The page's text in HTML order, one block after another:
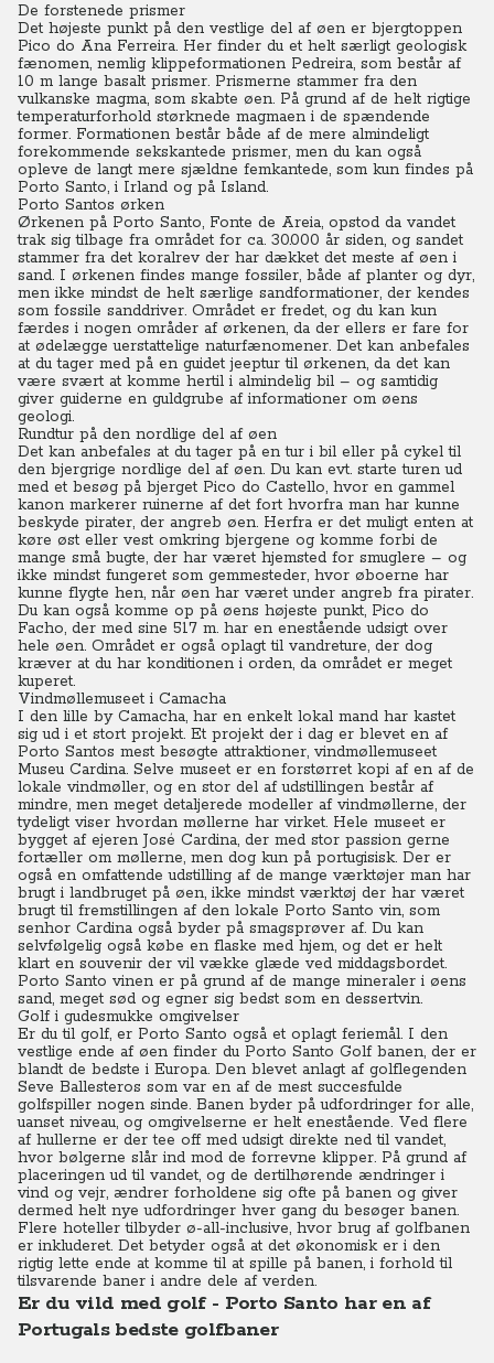
De forstenede prismer
Det højeste punkt på den vestlige del af øen er bjergtoppen
Pico do Ana Ferreira. Her finder du et helt særligt geologisk
fænomen, nemlig klippeformationen Pedreira, som består af
10 m lange basalt prismer. Prismerne stammer fra den
vulkanske magma, som skabte øen. På grund af de helt rigtige
temperaturforhold størknede magmaen i de spændende
former. Formationen består både af de mere almindeligt
forekommende sekskantede prismer, men du kan også
opleve de langt mere sjældne femkantede, som kun findes på
Porto Santo, i Irland og på Island.
Porto Santos ørken
Ørkenen på Porto Santo, Fonte de Areia, opstod da vandet
trak sig tilbage fra området for ca. 30.000 år siden, og sandet
stammer fra det koralrev der har dækket det meste af øen i
sand. I ørkenen findes mange fossiler, både af planter og dyr,
men ikke mindst de helt særlige sandformationer, der kendes
som fossile sanddriver. Området er fredet, og du kan kun
færdes i nogen områder af ørkenen, da der ellers er fare for
at ødelægge uerstattelige naturfænomener. Det kan anbefales
at du tager med på en guidet jeeptur til ørkenen, da det kan
være svært at komme hertil i almindelig bil – og samtidig
giver guiderne en guldgrube af informationer om øens
geologi.
Rundtur på den nordlige del af øen
Det kan anbefales at du tager på en tur i bil eller på cykel til
den bjergrige nordlige del af øen. Du kan evt. starte turen ud
med et besøg på bjerget Pico do Castello, hvor en gammel
kanon markerer ruinerne af det fort hvorfra man har kunne
beskyde pirater, der angreb øen. Herfra er det muligt enten at
køre øst eller vest omkring bjergene og komme forbi de
mange små bugte, der har været hjemsted for smuglere – og
ikke mindst fungeret som gemmesteder, hvor øboerne har
kunne flygte hen, når øen har været under angreb fra pirater.
Du kan også komme op på øens højeste punkt, Pico do
Facho, der med sine 517 m. har en enestående udsigt over
hele øen. Området er også oplagt til vandreture, der dog
kræver at du har konditionen i orden, da området er meget
kuperet.
Vindmøllemuseet i Camacha
I den lille by Camacha, har en enkelt lokal mand har kastet
sig ud i et stort projekt. Et projekt der i dag er blevet en af
Porto Santos mest besøgte attraktioner, vindmøllemuseet
Museu Cardina. Selve museet er en forstørret kopi af en af de
lokale vindmøller, og en stor del af udstillingen består af
mindre, men meget detaljerede modeller af vindmøllerne, der
tydeligt viser hvordan møllerne har virket. Hele museet er
bygget af ejeren José Cardina, der med stor passion gerne
fortæller om møllerne, men dog kun på portugisisk. Der er
også en omfattende udstilling af de mange værktøjer man har
brugt i landbruget på øen, ikke mindst værktøj der har været
brugt til fremstillingen af den lokale Porto Santo vin, som
senhor Cardina også byder på smagsprøver af. Du kan
selvfølgelig også købe en flaske med hjem, og det er helt
klart en souvenir der vil vække glæde ved middagsbordet.
Porto Santo vinen er på grund af de mange mineraler i øens
sand, meget sød og egner sig bedst som en dessertvin.
Golf i gudesmukke omgivelser
Er du til golf, er Porto Santo også et oplagt feriemål. I den
vestlige ende af øen finder du Porto Santo Golf banen, der er
blandt de bedste i Europa. Den blevet anlagt af golflegenden
Seve Ballesteros som var en af de mest succesfulde
golfspiller nogen sinde. Banen byder på udfordringer for alle,
uanset niveau, og omgivelserne er helt enestående. Ved flere
af hullerne er der tee off med udsigt direkte ned til vandet,
hvor bølgerne slår ind mod de forrevne klipper. På grund af
placeringen ud til vandet, og de dertilhørende ændringer i
vind og vejr, ændrer forholdene sig ofte på banen og giver
dermed helt nye udfordringer hver gang du besøger banen.
Flere hoteller tilbyder ø-all-inclusive, hvor brug af golfbanen
er inkluderet. Det betyder også at det økonomisk er i den
rigtig lette ende at komme til at spille på banen, i forhold til
tilsvarende baner i andre dele af verden.
Er du vild med golf - Porto Santo har en af
Portugals bedste golfbaner